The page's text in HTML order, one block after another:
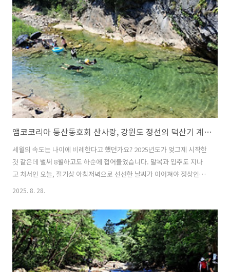
있고, 대한민국 땅이 결코 좁은 나라는 아닌 것 같습니다. 앰코 아웃도어
동호회 산사랑의 9월 정기 산행지는 강원도 고성의 금강산 신선대를 계
획하고 있었습니다. 시시각각 변하는 일기예보에 촉각을 세우고 있었는
데, 결국 산행 당일 동해안 지역의 비 소식이 전해져 산행 시 발생할 수 있
는 안..
앰코코리아 등산동호회 산사랑, 강원도 정선의 덕산기 계곡 트레킹!
세월의 속도는 나이에 비례한다고 했던가요? 2025년도가 엊그제 시작한
것 같은데 벌써 8월하고도 하순에 접어들었습니다. 말복과 입추도 지나
고 처서인 오늘, 절기상 아침저녁으로 선선한 날씨가 이어져야 정상인데
작년의 무더위가 데자뷰되듯 연일 폭염으로 힘든 하루하루를 보내고 있
길 수 있는 선물이라고 긍정적인 자아도취에 빠질 수 있어 행복합니다. 8
월의 산과 계곡은 한여름의 뜨거운 열기를 품고 있으면서도, 동시에 그
열기를 식혀주는 은밀한 쉼터와 같습니다. 맑게 흐르는 물은 투명한 거울
처럼 하늘과 숲을 비추며, 바람이 스쳐 지나가는 소리를 함께 품고 있지
요. 초록빛이 살아 숨 쉬는 숲과 푸른 하늘, 그 사이로 피어오르는 뭉게구
2025. 8. 28.